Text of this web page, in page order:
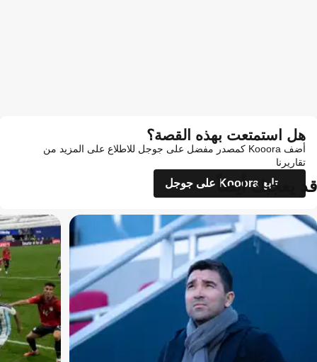
هل استمتعت بهذه القصة؟
أضف Kooora كمصدر مفضل على جوجل للاطلاع على المزيد من
تقاريرنا
تابع Kooora على جوجل
قد يعجبك أيضاً